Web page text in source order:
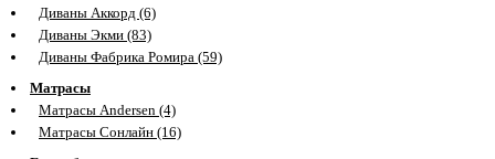
Диваны Аккорд (6)
Диваны Экми (83)
Диваны Фабрика Ромира (59)
Матрасы
Матрасы Andersen (4)
Матрасы Сонлайн (16)